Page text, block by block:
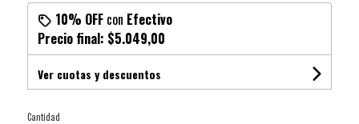
10% OFFcon Efectivo
Precio final: $5.049,00
Ver cuotas y descuentos
Cantidad